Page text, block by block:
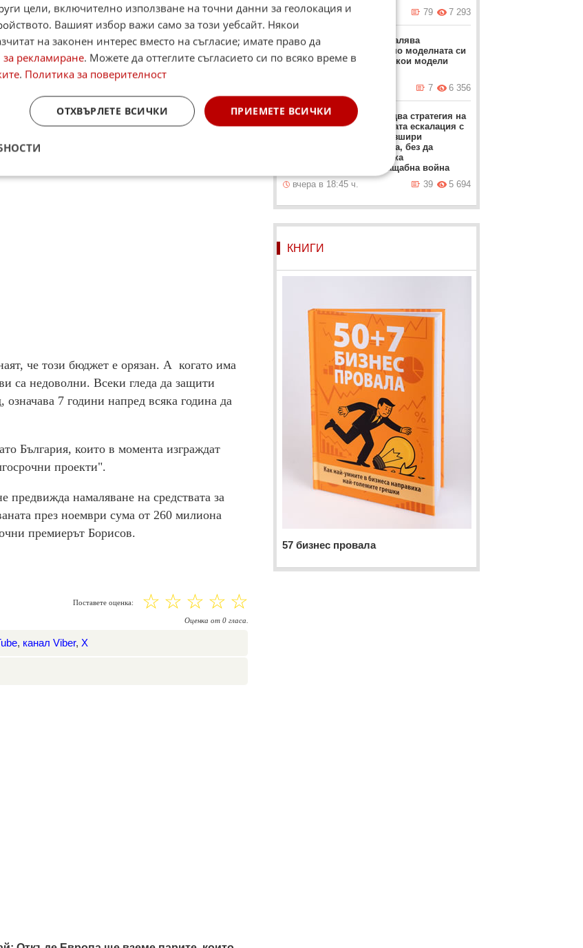
на Европейския съвет Херман ван
България е страната, която ще получи
ще бъдат повече в сравнение с
че този бюджет е орязан. А когато има
са недоволни. Всеки гледа да защити
7 години напред всяка година да
България, които в момента изграждат
проекти".
предвижда намаляване на средствата за
през ноември сума от 260 милиона
премиерът Борисов.
Поставете оценка: ☆
☆
☆
☆
☆
Оценка от 0гласа.
, канал Viber, X
днес в 05:49 ч.
7 293
79
BMW намалява
значително моделната си
гама. Ето кои модели
6 356
7
Иран следва стратегия на
пресметната ескалация с
цел да разшири
конфликта, без да
предизвика
пълномащабна война
вчера в 18:45 ч.
5 694
39
КНИГИ
57 бизнес провала
цели, включително използване на точни данни за геолокация и
Вашият избор важи само за този уебсайт. Някои
на законен интерес вместо на съгласие; имате право да
за рекламиране. Можете да оттеглите съгласието си по всяко време в
. Политика за поверителност
ПРИЕМЕТЕ ВСИЧКИ
ОТХВЪРЛЕТЕ ВСИЧКИ